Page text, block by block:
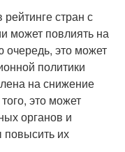
стран с
может повлиять на
это может
политики
на снижение
это может
органов и
повысить их